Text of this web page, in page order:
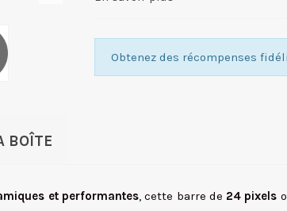
Obtenez des récompenses
BOÎTE
et performantes, cette barre de 24 pixels